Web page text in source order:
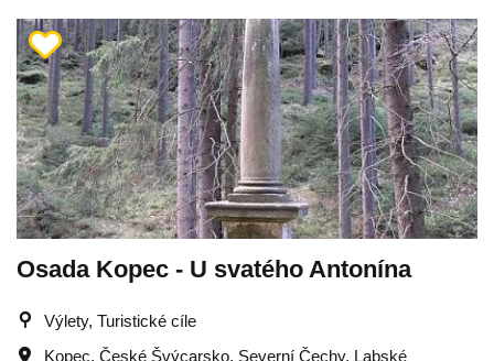
Osada Kopec - U svatého Antonína
Výlety, Turistické cíle
Kopec, České Švýcarsko, Severní Čechy, Labské